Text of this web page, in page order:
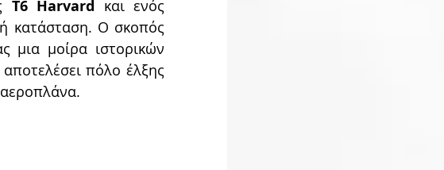
T6 Harvard
κατάσταση. O σκοπός
μια μοίρα ιστορικών
πόλο έλξης